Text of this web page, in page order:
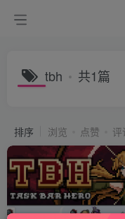
tbh 共1篇
排序 浏览 点赞 评